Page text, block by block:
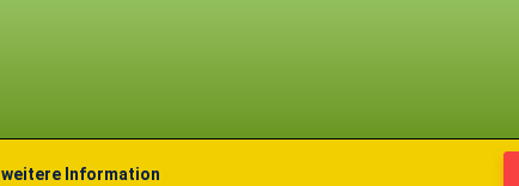
weitere Information